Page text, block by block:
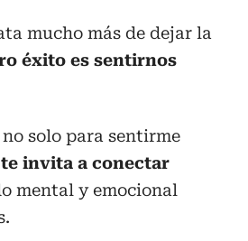
mucho más de dejar la
éxito es sentirnos
solo para sentirme
te invita a conectar
mental y emocional